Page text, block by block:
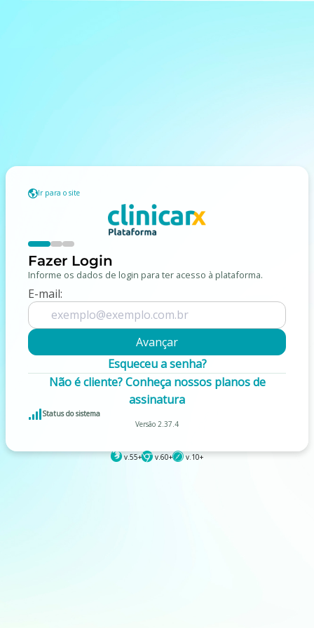
Ir para o site
Fazer Login
Informe os dados de login para ter acesso à plataforma.
E-mail:
Avançar
Esqueceu a senha?
Não é cliente?Conheça nossos planos de
assinatura
Status do sistema
Versão 2.37.4
v.55+ v.60+ v.10+